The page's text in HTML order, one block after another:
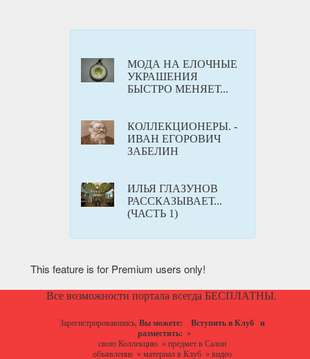
МОДА НА ЕЛОЧНЫЕ
УКРАШЕНИЯ
БЫСТРО МЕНЯЕТ...
КОЛЛЕКЦИОНЕРЫ. -
ИВАН ЕГОРОВИЧ
ЗАБЕЛИН
ИЛЬЯ ГЛАЗУНОВ
РАССКАЗЫВАЕТ...
(ЧАСТЬ 1)
This feature is for Premium users only!
Все возможности портала всегда БЕСПЛАТНЫ.
Зарегистрировавшись, Вы можете: Вступить в Клуб
и
разместить: »
свою Коллекцию» предмет в Салон
объявление» материал в Клуб» видео